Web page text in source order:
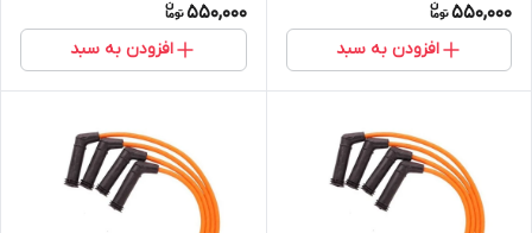
550,000
افزودن به سبد
550,000
افزودن به سبد